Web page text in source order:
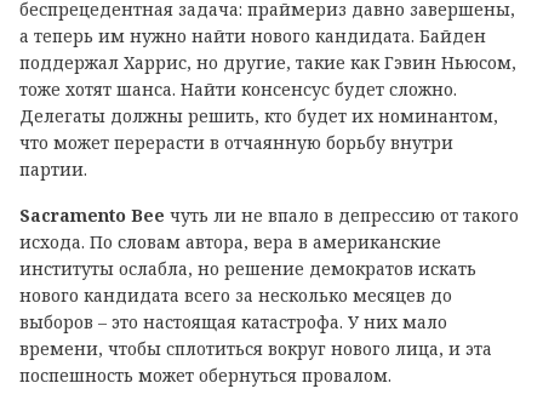
беспрецедентная задача: праймериз давно завершены,
а теперь им нужно найти нового кандидата. Байден
поддержал Харрис, но другие, такие как Гэвин Ньюсом,
тоже хотят шанса. Найти консенсус будет сложно.
Делегаты должны решить, кто будет их номинантом,
что может перерасти в отчаянную борьбу внутри
партии.
Sacramento Bee чуть ли не впало в депрессию от такого
исхода. По словам автора, вера в американские
институты ослабла, но решение демократов искать
нового кандидата всего за несколько месяцев до
выборов – это настоящая катастрофа. У них мало
времени, чтобы сплотиться вокруг нового лица, и эта
поспешность может обернуться провалом.